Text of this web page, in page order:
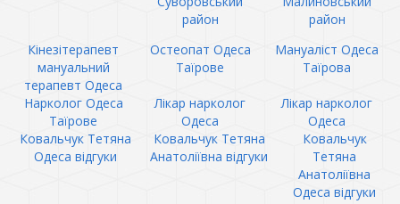
район
район
Кінезітерапевт
мануальний
терапевт Одеса
Остеопат Одеса
Таїрове
Мануаліст Одеса
Таїрова
Нарколог Одеса
Таїрове
Лікар нарколог
Одеса
Лікар нарколог
Одеса
Ковальчук Тетяна
Одеса відгуки
Ковальчук Тетяна
Анатоліївна відгуки
Ковальчук
Тетяна
Анатоліївна
Одеса відгуки